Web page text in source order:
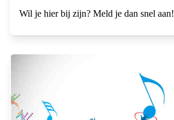
Wil je hier bij zijn? Meld je dan snel aan!